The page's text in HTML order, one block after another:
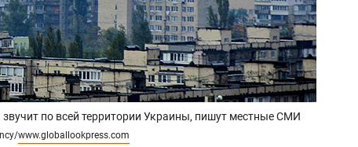
по всей территории Украины, пишут местные СМИ
www.globallookpress.com